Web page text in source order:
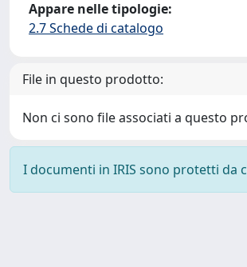
Appare nelle tipologie:
2.7 Schede di catalogo
File in questo prodotto:
Non ci sono file associati a questo
I documenti in IRIS sono protetti da